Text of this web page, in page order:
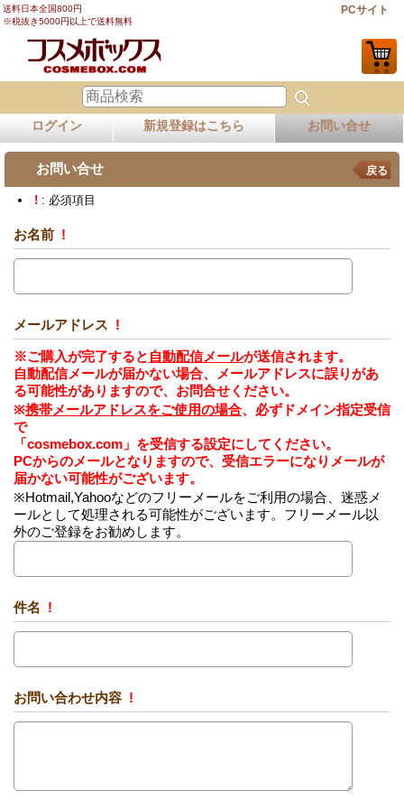
送料日本全国800円
※税抜き5000円以上で送料無料
PCサイト
ログイン 新規登録はこちら お問い合せ
お問い合せ 戻る
! : 必須項目
お名前 !
メールアドレス !
※ご購入が完了すると 自動配信メールが送信されます。
自動配信メールが届かない場合、メールアドレスに誤りがあ
る可能性がありますので、お問合せください。
※携帯メールアドレスをご使用の場合、必ずドメイン指定受信
で
「cosmebox.com」を受信する設定にしてください。
PCからのメールとなりますので、受信エラーになりメールが
届かない可能性がございます。
※Hotmail,Yahooなどのフリーメールをご利用の場合、迷惑メ
ールとして処理される可能性がございます。フリーメール以
外のご登録をお勧めします。
件名 !
お問い合わせ内容 !